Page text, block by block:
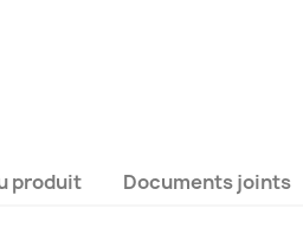
produit Documents joints